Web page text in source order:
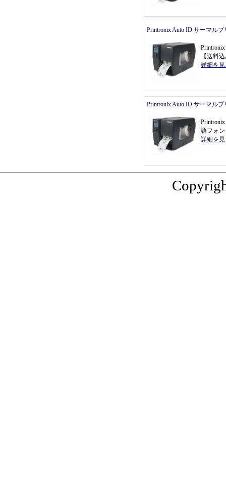
Printronix Auto ID サーマルプ
【送料
詳細を
Printronix Auto ID サーマルプ
語フォ
詳細を